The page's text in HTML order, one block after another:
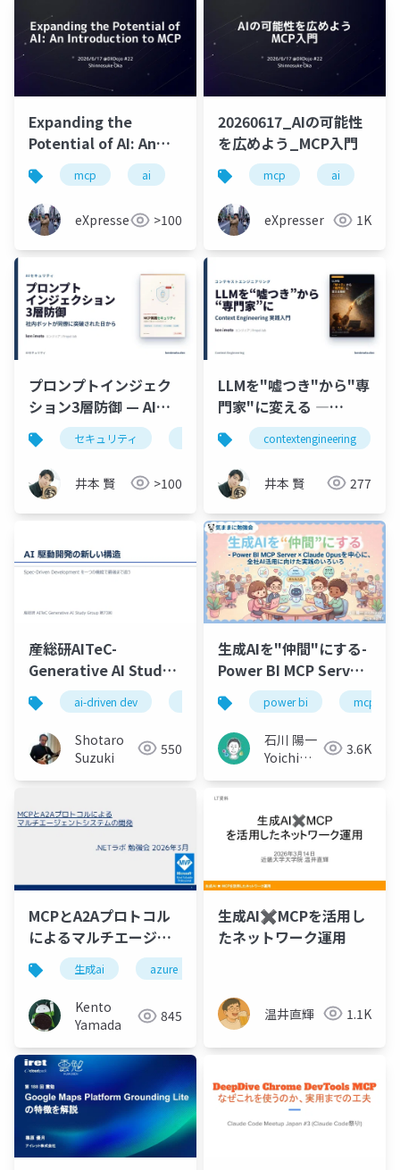
Expanding the
Potential of AI: An
Introduction to MCP
mcp ai toolcalling handson
eXpresser >100
20260617_AIの可能性
を広めよう_MCP入門
mcp ai
eXpresser 1K
プロンプトインジェク
ション3層防御 — AIエ
ージェント時代のセキ
ュリティ実践
セキュリティ プロンプトインジェクション mcp
井本 賢 >100
LLMを"嘘つき"から"専
門家"に変える ―
Context Engineering
実践入門
contextengineering
井本 賢 277
産総研AITeC-
Generative AI Study
Group-第73
回-20260526-SDDセッ
ション-公開版
ai-driven dev spec kit specify plan
Shotaro
Suzuki
550
生成AIを"仲間"にする-
Power BI MCP Server
× Claude Opus を中
心に、全社AI活用に向
けた実践のいろいろ
power bi mcp
石川 陽一
Yoichi
3.6K
MCPとA2Aプロトコル
によるマルチエージェ
ントシステムの開発
生成ai azure
Kento
Yamada
845
生成AI✖️MCPを活用し
たネットワーク運用
温井直輝 1.1K